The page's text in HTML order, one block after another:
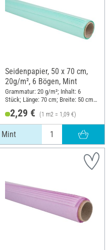
Seidenpapier, 50 x 70 cm,
20g/m², 6 Bögen, Mint
Grammatur: 20 g/m²; Inhalt: 6
Stück; Länge: 70 cm; Breite: 50 cm;
2,29 € (1 m2 = 1,09 €)
Mint